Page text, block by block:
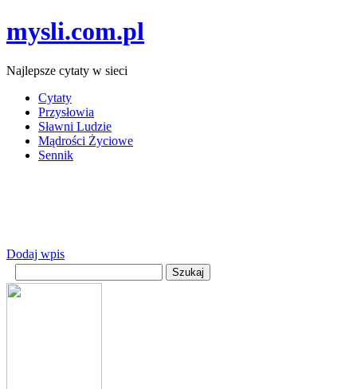
mysli.com.pl
Najlepsze cytaty w sieci
Cytaty
Przysłowia
Sławni Ludzie
Mądrości Życiowe
Sennik
Dodaj wpis